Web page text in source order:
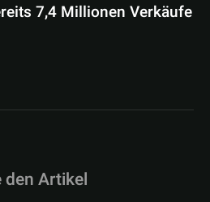
7,4 Millionen Verkäufe
den Artikel